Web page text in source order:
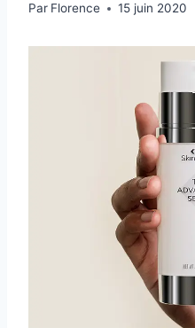
Par Florence 15 juin 2020